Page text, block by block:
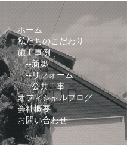
ホーム
私たちのこだわり
施工事例
--新築
--リフォーム
--公共工事
オフィシャルブログ
会社概要
お問い合わせ